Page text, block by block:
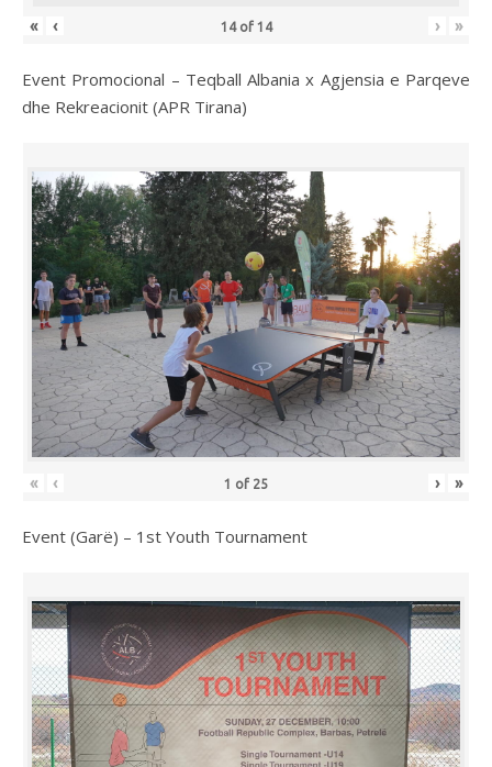
« ‹ 14of 14 › »
Event Promocional – Teqball Albania x Agjensia e Parqeve
dhe Rekreacionit (APR Tirana)
« ‹ 1 of 25 › »
Event (Garë) – 1st Youth Tournament